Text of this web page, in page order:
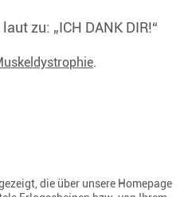
zu: „ICH DANK DIR!“
.
die über unsere Homepage